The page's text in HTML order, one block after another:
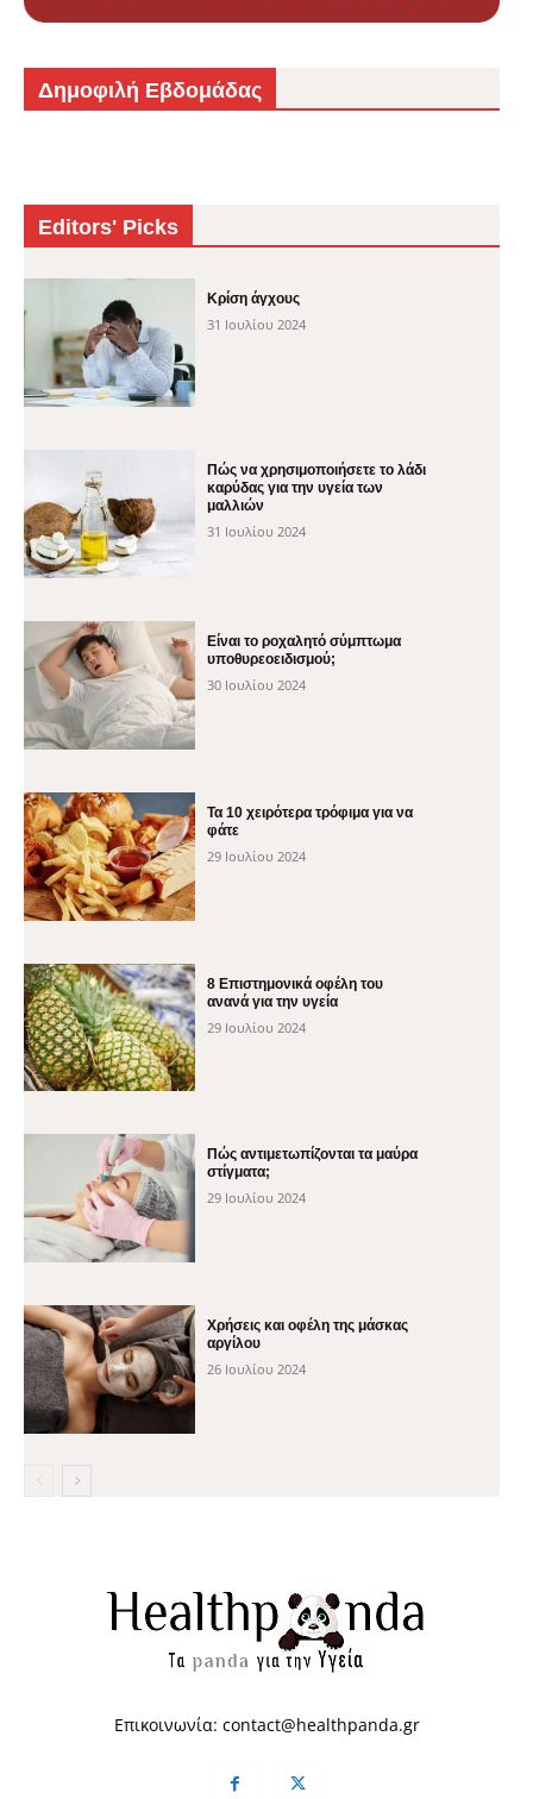
Δημοφιλή Εβδομάδας
Editors' Picks
Κρίση άγχους
31 Ιουλίου 2024
Πώς να χρησιμοποιήσετε το λάδι
καρύδας για την υγεία των
μαλλιών
31 Ιουλίου 2024
Είναι το ροχαλητό σύμπτωμα
υποθυρεοειδισμού;
30 Ιουλίου 2024
Τα 10 χειρότερα τρόφιμα για να
φάτε
29 Ιουλίου 2024
8 Επιστημονικά οφέλη του
ανανά για την υγεία
29 Ιουλίου 2024
Πώς αντιμετωπίζονται τα μαύρα
στίγματα;
29 Ιουλίου 2024
Χρήσεις και οφέλη της μάσκας
αργίλου
26 Ιουλίου 2024
Επικοινωνία: contact@healthpanda.gr